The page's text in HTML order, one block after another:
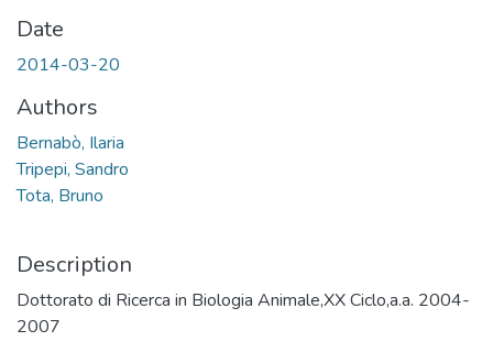
Date
2014-03-20
Authors
Bernabò, Ilaria
Tripepi, Sandro
Tota, Bruno
Description
Dottorato di Ricerca in Biologia Animale,XX Ciclo,a.a. 2004-
2007